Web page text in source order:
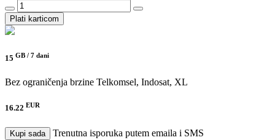
Plati karticom
15 GB / 7 dani
Bez ograničenja brzine Telkomsel, Indosat, XL
16.22 EUR
Kupi sada
Trenutna isporuka putem emaila i SMS